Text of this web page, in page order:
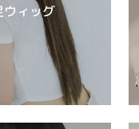
ウィッグ